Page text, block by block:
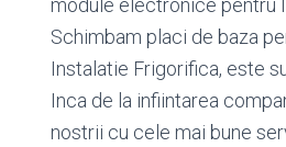
module electronice pentru
Schimbam placi de baza
Instalatie Frigorifica, este
Inca de la infiintarea
nostrii cu cele mai bune